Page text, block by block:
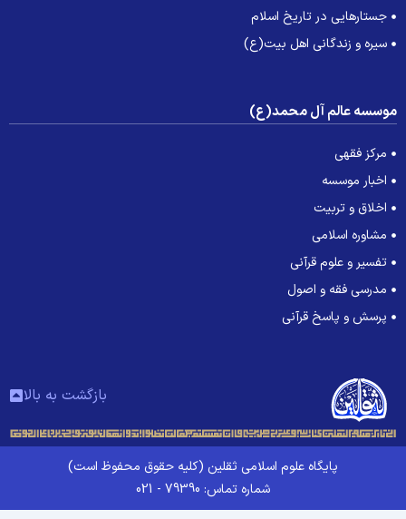
جستارهایی در تاریخ اسلام
سیره و زندگانی اهل بیت(ع)
عالم آل محمد(ع)
مرکز فقهی
اخبار موسسه
اخلاق و تربیت
مشاوره اسلامی
تفسیر و علوم قرآنی
مدرسی فقه و اصول
پرسش و پاسخ قرآنی
بازگشت به بالا
پایگاه علوم اسلامی ثقلین (کلیه حقوق محفوظ است)
شماره تماس: 79390 - 021